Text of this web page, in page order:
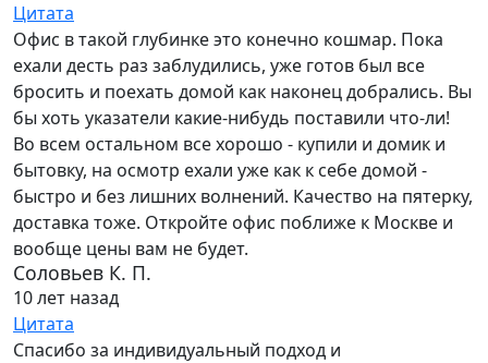
Цитата
Офис в такой глубинке это конечно кошмар. Пока
ехали десть раз заблудились, уже готов был все
бросить и поехать домой как наконец добрались. Вы
бы хоть указатели какие-нибудь поставили что-ли!
Во всем остальном все хорошо - купили и домик и
бытовку, на осмотр ехали уже как к себе домой -
быстро и без лишних волнений. Качество на пятерку,
доставка тоже. Откройте офис поближе к Москве и
вообще цены вам не будет.
Соловьев К. П.
10 лет назад
Цитата
Спасибо за индивидуальный подход и